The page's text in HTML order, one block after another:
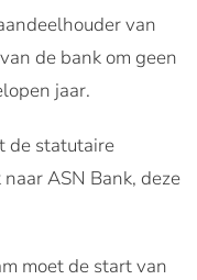
van
de bank om geen
jaar.
de statutaire
ASN Bank, deze
moet de start van